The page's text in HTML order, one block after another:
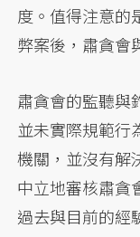
度。值得注意的
弊案後，肅貪會
肅貪會的監聽與
並未實際規範行
機關，並沒有解
中立地審核肅貪
過去與目前的經